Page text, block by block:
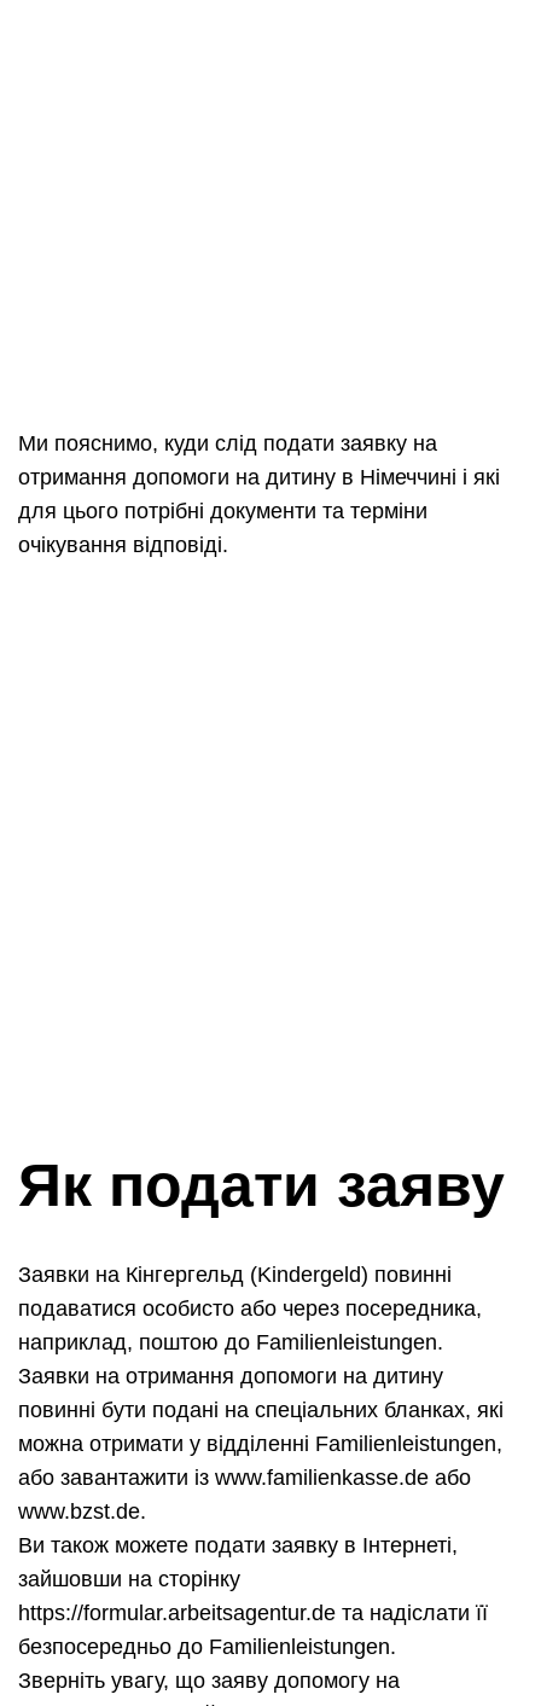
Ми пояснимо, куди слід подати заявку на
отримання допомоги на дитину в Німеччині і які
для цього потрібні документи та терміни
очікування відповіді.
Як подати заяву
Заявки на Кінгергельд (Kindergeld) повинні
подаватися особисто або через посередника,
наприклад, поштою до Familienleistungen.
Заявки на отримання допомоги на дитину
повинні бути подані на спеціальних бланках, які
можна отримати у відділенні Familienleistungen,
або завантажити із www.familienkasse.de або
www.bzst.de.
Ви також можете подати заявку в Інтернеті,
зайшовши на сторінку
https://formular.arbeitsagentur.de та надіслати її
безпосередньо до Familienleistungen.
Зверніть увагу, що заяву допомогу на